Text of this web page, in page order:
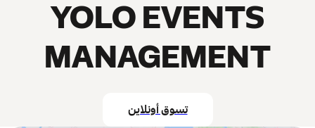
YOLO EVENTS
MANAGEMENT
تسوق أونلاين